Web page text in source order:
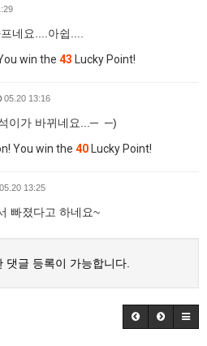
네요....아쉽....
win the 43 Lucky Point!
05.20 13:16
이가 바뀌네요...─ ─)
You win the 40 Lucky Point!
13:25
빠졌다고 하네요~
댓글 등록이 가능합니다.